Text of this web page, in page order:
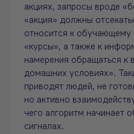
акциях, запросы вроде
«акция» должны
относится к обучающему
«курсы», а также к
намерения обращаться к
домашних условиях».
приводят людей, не
но активно
чего алгоритм начинает
сигналах.